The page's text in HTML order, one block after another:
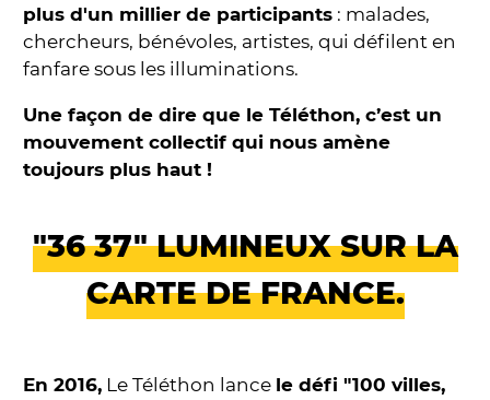
plus d'un millier de participants : malades,
chercheurs, bénévoles, artistes, qui défilent en
fanfare sous les illuminations.
Une façon de dire que le Téléthon, c’est un
mouvement collectif qui nous amène
toujours plus haut !
"36 37" LUMINEUX SUR LA
CARTE DE FRANCE.
En 2016, Le Téléthon lance le défi "100 villes,